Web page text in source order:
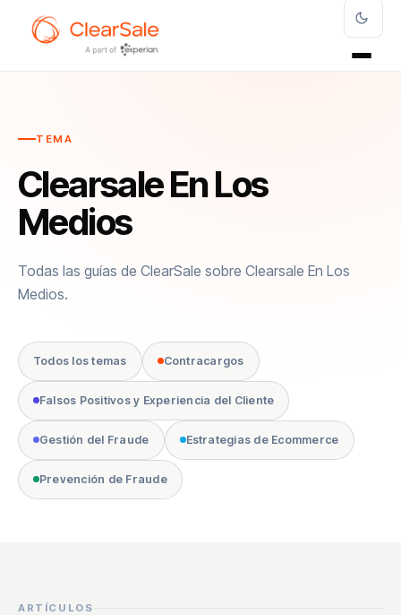
TEMA
Clearsale En Los
Medios
Todas las guías de ClearSale sobre Clearsale En Los
Medios.
Todos los temas Contracargos
Falsos Positivos y Experiencia del Cliente
Gestión del Fraude Estrategias de Ecommerce
Prevención de Fraude
ARTÍCULOS